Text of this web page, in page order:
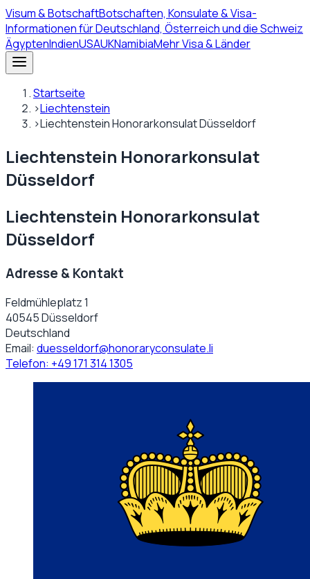
Visum& BotschaftBotschaften, Konsulate & Visa-
Informationen für Deutschland, Österreich und die Schweiz
ÄgyptenIndienUSAUKNamibiaMehr Visa & Länder
Startseite
›Liechtenstein
›Liechtenstein Honorarkonsulat Düsseldorf
Liechtenstein Honorarkonsulat
Düsseldorf
Liechtenstein Honorarkonsulat
Düsseldorf
Adresse & Kontakt
Feldmühleplatz 1
40545 Düsseldorf
Deutschland
Email: duesseldorf@honoraryconsulate.li
Telefon: +49 171 314 1305